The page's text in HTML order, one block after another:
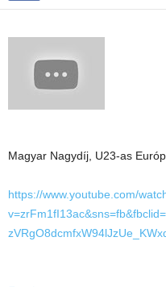
Magyar Nagydíj, U23-as
https://www.youtube.com/